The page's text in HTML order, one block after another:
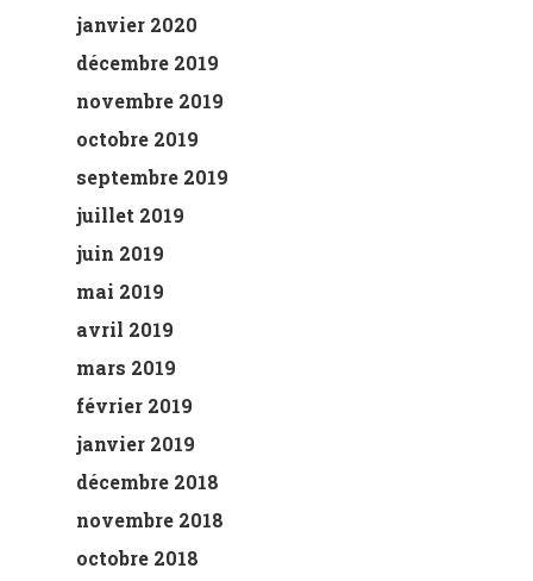
janvier 2020
décembre 2019
novembre 2019
octobre 2019
septembre 2019
juillet 2019
juin 2019
mai 2019
avril 2019
mars 2019
février 2019
janvier 2019
décembre 2018
novembre 2018
octobre 2018